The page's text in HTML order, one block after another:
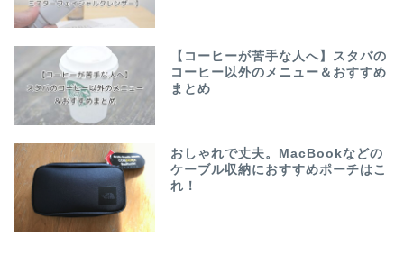
【コーヒーが苦手な人へ】スタバの
コーヒー以外のメニュー＆おすすめ
まとめ
おしゃれで丈夫。MacBookなどの
ケーブル収納におすすめポーチはこ
れ！